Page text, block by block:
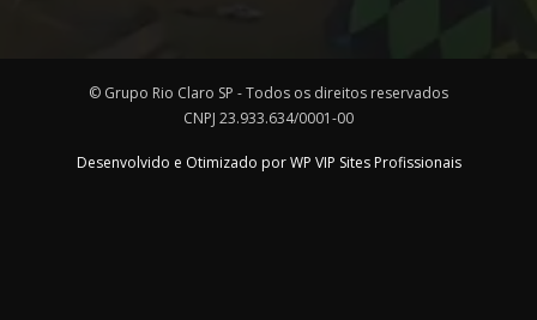
© Grupo Rio Claro SP - Todos os direitos reservados
CNPJ 23.933.634/0001-00
Desenvolvido e Otimizado por WP VIP Sites Profissionais